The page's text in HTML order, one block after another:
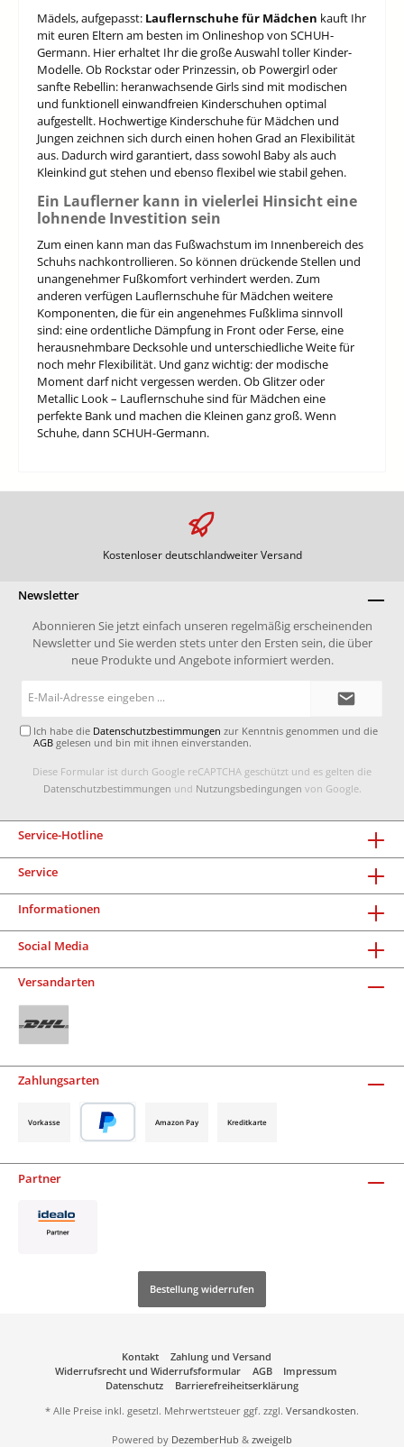
Mädels, aufgepasst: Lauflernschuhe für Mädchen kauft Ihr
mit euren Eltern am besten im Onlineshop von SCHUH-
Germann. Hier erhaltet Ihr die große Auswahl toller Kinder-
Modelle. Ob Rockstar oder Prinzessin, ob Powergirl oder
sanfte Rebellin: heranwachsende Girls sind mit modischen
und funktionell einwandfreien Kinderschuhen optimal
aufgestellt. Hochwertige Kinderschuhe für Mädchen und
Jungen zeichnen sich durch einen hohen Grad an Flexibilität
aus. Dadurch wird garantiert, dass sowohl Baby als auch
Kleinkind gut stehen und ebenso flexibel wie stabil gehen.
Ein Lauflerner kann in vielerlei Hinsicht eine
lohnende Investition sein
Zum einen kann man das Fußwachstum im Innenbereich des
Schuhs nachkontrollieren. So können drückende Stellen und
unangenehmer Fußkomfort verhindert werden. Zum
anderen verfügen Lauflernschuhe für Mädchen weitere
Komponenten, die für ein angenehmes Fußklima sinnvoll
sind: eine ordentliche Dämpfung in Front oder Ferse, eine
herausnehmbare Decksohle und unterschiedliche Weite für
noch mehr Flexibilität. Und ganz wichtig: der modische
Moment darf nicht vergessen werden. Ob Glitzer oder
Metallic Look – Lauflernschuhe sind für Mädchen eine
perfekte Bank und machen die Kleinen ganz groß. Wenn
Schuhe, dann SCHUH-Germann.
Kostenloser deutschlandweiter Versand
Newsletter
Abonnieren Sie jetzt einfach unseren regelmäßig erscheinenden
Newsletter und Sie werden stets unter den Ersten sein, die über
neue Produkte und Angebote informiert werden.
Ich habe die Datenschutzbestimmungen zur Kenntnis genommen und die
AGB gelesen und bin mit ihnen einverstanden.
Diese Formular ist durch Google reCAPTCHA geschützt und es gelten die
Datenschutzbestimmungen und Nutzungsbedingungen von Google.
Service-Hotline
Service
Informationen
Social Media
Versandarten
Zahlungsarten
Vorkasse Amazon Pay Kreditkarte
Partner
Bestellung widerrufen
Kontakt
Zahlung und Versand
Widerrufsrecht und Widerrufsformular
AGB
Impressum
Datenschutz
Barrierefreiheitserklärung
* Alle Preise inkl. gesetzl. Mehrwertsteuer ggf. zzgl. Versandkosten.
Powered by DezemberHub & zweigelb